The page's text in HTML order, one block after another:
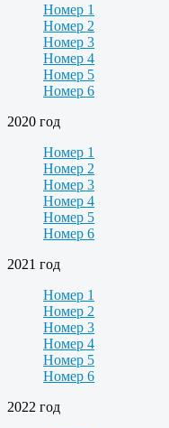
Номер 1
Номер 2
Номер 3
Номер 4
Номер 5
Номер 6
2020 год
Номер 1
Номер 2
Номер 3
Номер 4
Номер 5
Номер 6
2021 год
Номер 1
Номер 2
Номер 3
Номер 4
Номер 5
Номер 6
2022 год